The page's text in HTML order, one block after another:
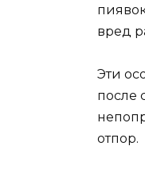
вред
Эти
после
отпор.